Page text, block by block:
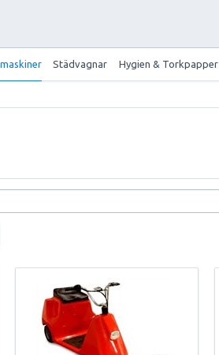
Städvagnar Hygien & Torkpapper